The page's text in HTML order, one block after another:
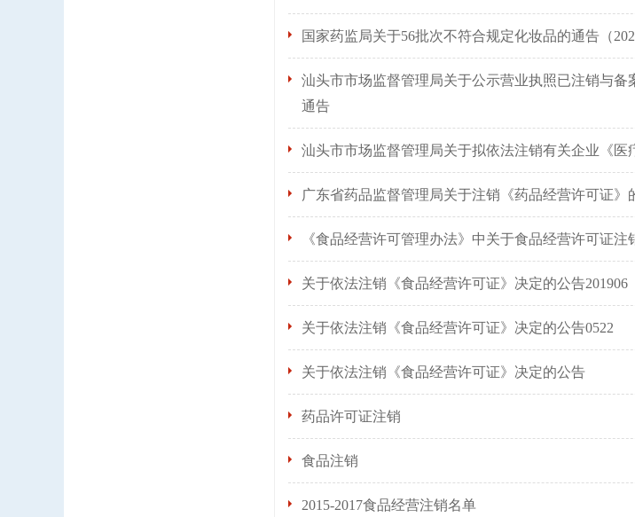
国家药监局关于56批次不符合规定化妆品的通告（
汕头市市场监督管理局关于公示营业执照已注销与
通告
汕头市市场监督管理局关于拟依法注销有关企业《医
广东省药品监督管理局关于注销《药品经营许可证》
《食品经营许可管理办法》中关于食品经营许可证注
关于依法注销《食品经营许可证》决定的公告201906
关于依法注销《食品经营许可证》决定的公告0522
关于依法注销《食品经营许可证》决定的公告
药品许可证注销
食品注销
2015-2017食品经营注销名单